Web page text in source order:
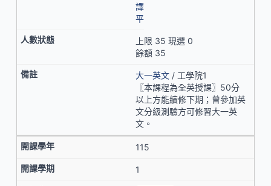
譯
平
上限 35 現選 0
餘額 35
大一英文 / 工學院1
〖本課程為全英授課〗50分
以上方能續修下期；曾參加英
文分級測驗方可修習大一英
文。
115
1